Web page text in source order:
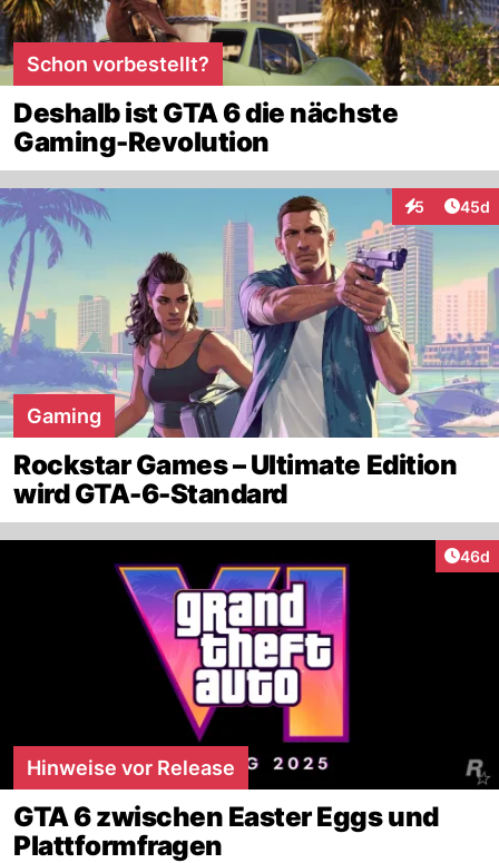
Schon vorbestellt?
Deshalb ist GTA 6 die nächste
Gaming-Revolution
5
Interaktionen
45d
Gaming
Rockstar Games – Ultimate Edition
wird GTA-6-Standard
46d
Hinweise vor Release
GTA 6 zwischen Easter Eggs und
Plattformfragen